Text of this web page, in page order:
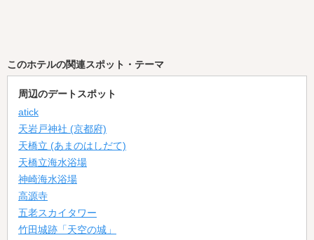
このホテルの関連スポット・テーマ
周辺のデートスポット
atick
天岩戸神社 (京都府)
天橋立 (あまのはしだて)
天橋立海水浴場
神崎海水浴場
高源寺
五老スカイタワー
竹田城跡「天空の城」